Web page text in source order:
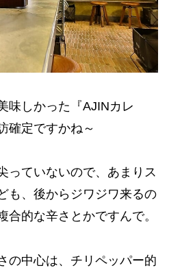
味しかった『AJINカレ
確定ですかね～
っていないので、あまりス
も、後からジワジワ来るの
合的な辛さとかですんで。
の中心は、チリペッパー的